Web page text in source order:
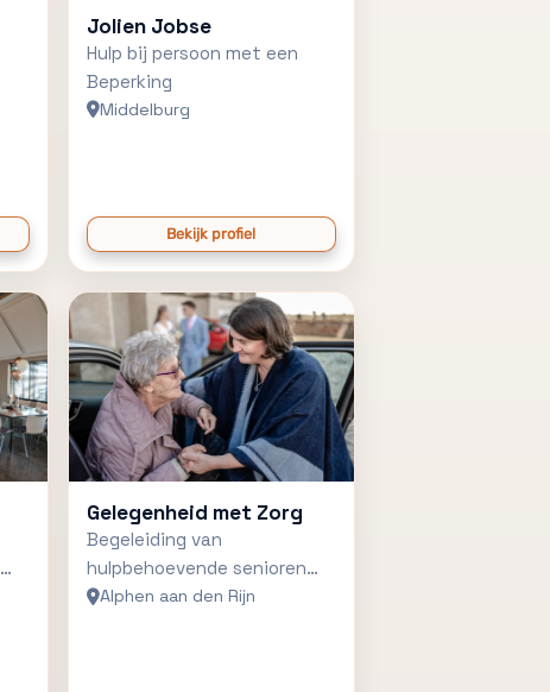
Jolien Jobse
Hulp bij persoon met een
Beperking
Middelburg
Bekijk profiel
Gelegenheid met Zorg
Begeleiding van
hulpbehoevende senioren
rondom bruiloften
Alphen aan den Rijn